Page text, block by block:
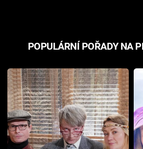
POPULÁRNÍ POŘADY NA